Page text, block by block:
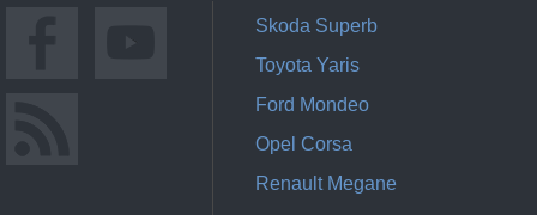
Skoda Superb
Toyota Yaris
Ford Mondeo
Opel Corsa
Renault Megane